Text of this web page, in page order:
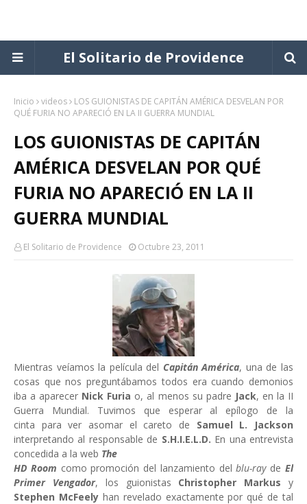
El Solitario de Providence
Inicio videos
LOS GUIONISTAS DE CAPITÁN AMÉRICA DESVELAN POR
QUÉ FURIA NO APARECIÓ EN LA II GUERRA MUNDIAL
LOS GUIONISTAS DE CAPITÁN
AMÉRICA DESVELAN POR QUÉ
FURIA NO APARECIÓ EN LA II
GUERRA MUNDIAL
El Solitario de Providence Octubre 23, 2011
Mientras veíamos la película del Capitán América, una de las
cosas que nos preguntábamos todos era cuando demonios
iba a aparecer Nick Furia o, al menos su padre Jack, en la II
Guerra Mundial. Tuvimos que esperar al epílogo de la
cinta para ver asomar el careto de Samuel L. Jackson
interpretando al responsable de S.H.I.E.L.D. En una entrevista
concedida a la web The
HD Room como promoción del lanzamiento delblu-raydeEl
Primer Vengador, los guionistas Christopher Markus y
Stephen McFeely han revelado exactamente por qué de tal